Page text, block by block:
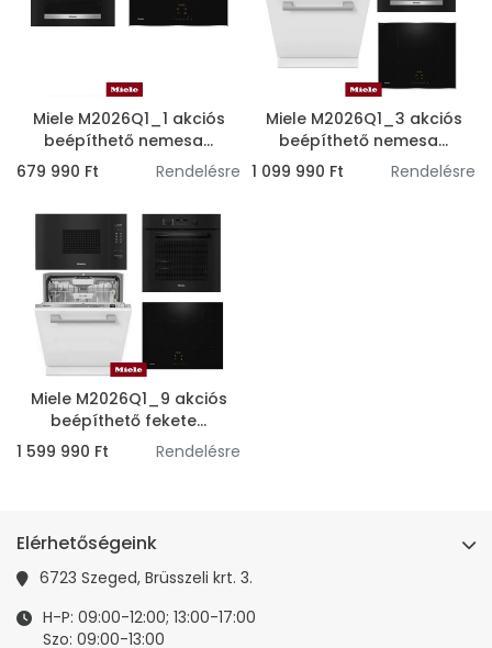
Miele M2026Q1_1 akciós
beépíthető nemesa...
679 990 Ft
Rendelésre
Miele M2026Q1_3 akciós
beépíthető nemesa...
1 099 990 Ft
Rendelésre
Miele M2026Q1_9 akciós
beépíthető fekete...
1 599 990 Ft
Rendelésre
Elérhetőségeink
6723 Szeged, Brüsszeli krt. 3.
H-P: 09:00-12:00; 13:00-17:00
Szo: 09:00-13:00